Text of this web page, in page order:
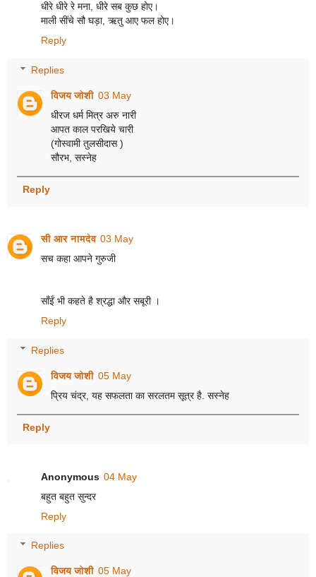
धीरे धीरे रे मना, धीरे सब कुछ होए।
माली सींचे सौ घड़ा, ऋतु आए फल होए।
Reply
Replies
विजय जोशी 03 May
धीरज धर्म मित्र अरु नारी
आपत काल परखिये चारी
(गोस्वामी तुलसीदास )
सौरभ, सस्नेह
Reply
सी आर नामदेव 03 May
सच कहा आपने गुरुजी
साँईं भी कहते है श्रद्धा और सबूरी ।
Reply
Replies
विजय जोशी 05 May
प्रिय चंद्र, यह सफलता का सरलतम सूत्र है. सस्नेह
Reply
Anonymous 04 May
बहुत बहुत सुन्दर
Reply
Replies
विजय जोशी 05 May